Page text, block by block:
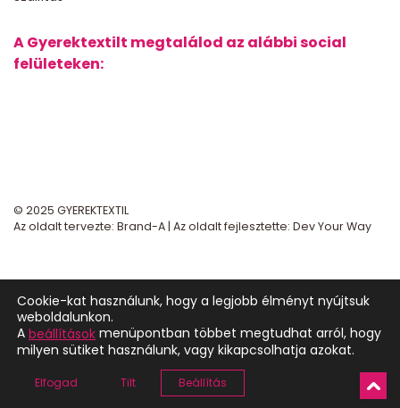
A Gyerektextilt megtalálod az alábbi social
felületeken:
© 2025 GYEREKTEXTIL
Az oldalt tervezte: Brand-A | Az oldalt fejlesztette: Dev Your Way
Cookie-kat használunk, hogy a legjobb élményt nyújtsuk
weboldalunkon.
A beállítások menüpontban többet megtudhat arról, hogy
milyen sütiket használunk, vagy kikapcsolhatja azokat.
Elfogad Tilt Beállítás